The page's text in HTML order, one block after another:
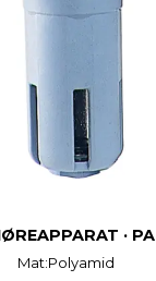
· PA
Mat:Polyamid